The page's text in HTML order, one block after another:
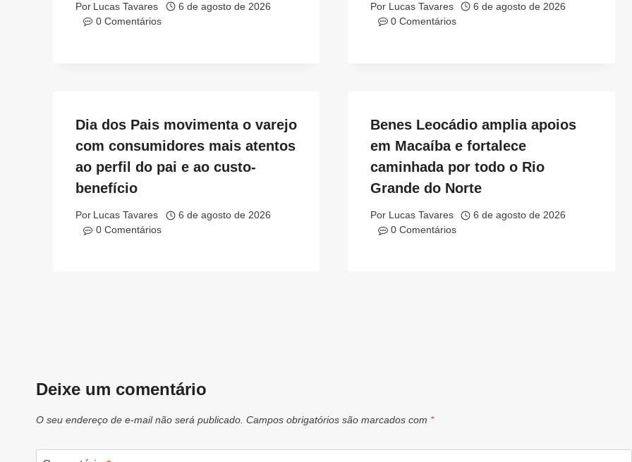
Por Lucas Tavares
6 de agosto de 2026
0 Comentários
Por Lucas Tavares
6 de agosto de 2026
0 Comentários
Dia dos Pais movimenta o varejo
com consumidores mais atentos
ao perfil do pai e ao custo-
benefício
Por Lucas Tavares
6 de agosto de 2026
0 Comentários
Benes Leocádio amplia apoios
em Macaíba e fortalece
caminhada por todo o Rio
Grande do Norte
Por Lucas Tavares
6 de agosto de 2026
0 Comentários
Deixe um comentário
O seu endereço de e-mail não será publicado. Campos obrigatórios são marcados com *